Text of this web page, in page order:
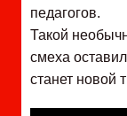
педагогов.
Такой
смеха
станет новой